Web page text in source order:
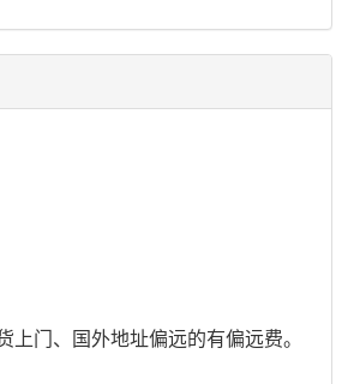
门、国外地址偏远的有偏远费。